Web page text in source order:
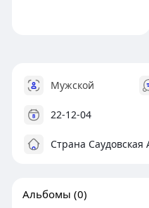
Мужской
22-12-04
Страна Саудовская
Альбомы (0)